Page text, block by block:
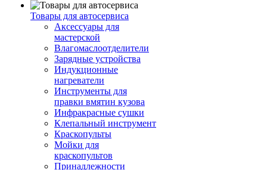
Товары для автосервиса
Аксессуары для
мастерской
Влагомаслоотделители
Зарядные устройства
Индукционные
нагреватели
Инструменты для
правки вмятин кузова
Инфракрасные сушки
Клепальный инструмент
Краскопульты
Мойки для
краскопультов
Принадлежности